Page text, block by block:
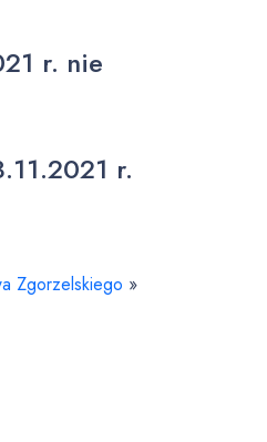
r. nie
r.
Zgorzelskiego »